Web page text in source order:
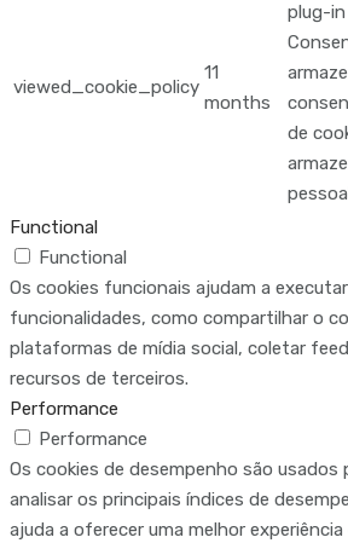
viewed_cookie_policy
11
months
plug-in
de
Functional
Functional
Os cookies funcionais ajudam a
funcionalidades, como compartilhar o
plataformas de mídia social, coletar
recursos de terceiros.
Performance
Performance
Os cookies de desempenho são usados
analisar os principais índices de
ajuda a oferecer uma melhor experiência